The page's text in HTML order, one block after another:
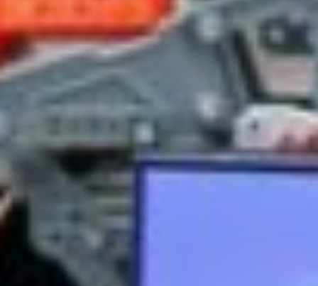
в России и еще раз дали закрепить знания
на симуляторе машиниста. Детям очень
понравились симуляторы и мастер-
классы. Надеемся, нам еще удастся
поучаствовать в таких больших
мероприятиях, как «Инженеры
В Дальневосточном государственном
университете путей сообщения ребята
познакомились с институтами, которые
работают на базе университета и побывали
в лабораториях энергетиков
и железнодорожных специалистов.
Понаблюдали за опытами
с электричеством, которые очень
впечатлили молодых инженеров,
и проехались в реальном времени
на тренажерах различного типа
электропоездов. Кто-то в сторону
Комсомольска-на-Амуре, кто-то
во Владивосток, а некоторые пытались